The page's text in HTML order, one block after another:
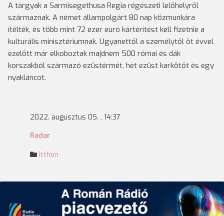
A tárgyak a Sarmisegethusa Regia régészeti lelőhelyről
származnak. A német állampolgárt 80 nap közmunkára
ítélték, és több mint 72 ezer euró kártérítést kell fizetnie a
kulturális minisztériumnak. Ugyanettől a személytől öt évvel
ezelőtt már elkoboztak majdnem 500 római és dák
korszakból származó ezüstérmét, hét ezüst karkötőt és egy
nyakláncot.
2022. augusztus 05. , 14:37
Rador
Itthon